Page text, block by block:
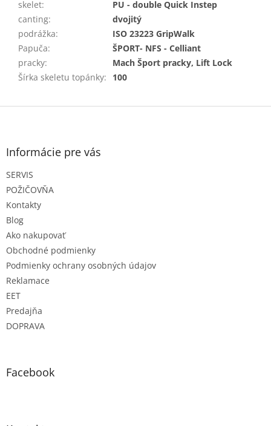
skelet:
PU - double Quick Instep
canting:
dvojitý
podrážka:
ISO 23223 GripWalk
Papuča:
ŠPORT- NFS - Celliant
pracky:
Mach Šport pracky, Lift Lock
Šírka skeletu topánky: 100
Z
Informácie pre vás
SERVIS
POŽIČOVŇA
Kontakty
Blog
Ako nakupovať
Obchodné podmienky
Podmienky ochrany osobných údajov
Reklamace
EET
Predajňa
DOPRAVA
Facebook